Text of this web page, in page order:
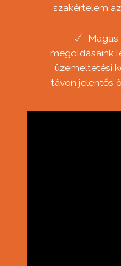
szakértelem
megoldásaink
üzemeltetési
távon jelentős